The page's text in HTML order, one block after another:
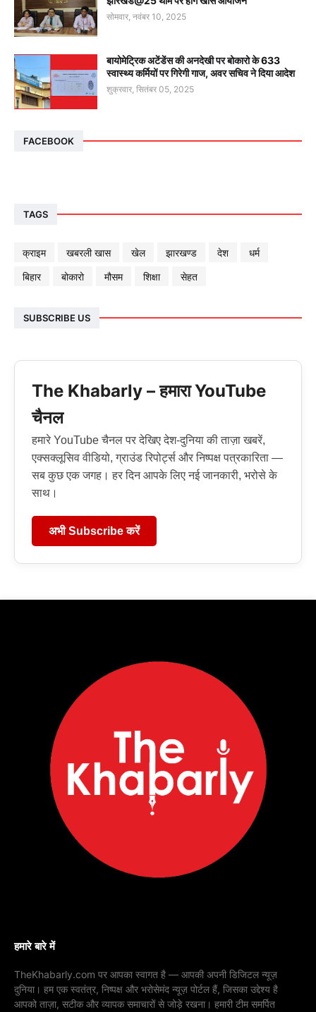
सोमवार, नवंबर 10, 2025
बायोमेट्रिक अटेंडेंस की अनदेखी पर बोकारो के 633
स्वास्थ्य कर्मियों पर गिरेगी गाज, अवर सचिव ने दिया आदेश
शुक्रवार, सितंबर 05, 2025
FACEBOOK
TAGS
क्राइम खबरली खास खेल झारखण्ड देश
धर्म
बिहार
बोकारो मौसम शिक्षा सेहत
SUBSCRIBE US
The Khabarly – हमारा YouTube
चैनल
हमारे YouTube चैनल पर देखिए देश-दुनिया की ताज़ा खबरें,
एक्सक्लूसिव वीडियो, ग्राउंड रिपोर्ट्स और निष्पक्ष पत्रकारिता —
सब कुछ एक जगह। हर दिन आपके लिए नई जानकारी, भरोसे के
साथ।
अभी Subscribe करें
हमारे बारे में
TheKhabarly.com पर आपका स्वागत है — आपकी अपनी डिजिटल न्यूज़
दुनिया। हम एक स्वतंत्र, निष्पक्ष और भरोसेमंद न्यूज़ पोर्टल हैं, जिसका उद्देश्य है
आपको ताज़ा, सटीक और व्यापक समाचारों से जोड़े रखना। हमारी टीम समर्पित